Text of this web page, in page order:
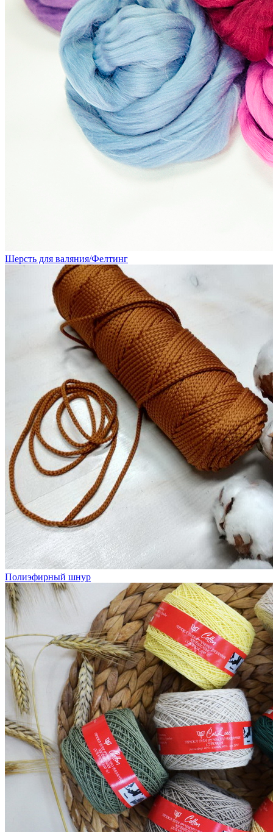
Шерсть для валяния/Фелтинг
Полиэфирный шнур